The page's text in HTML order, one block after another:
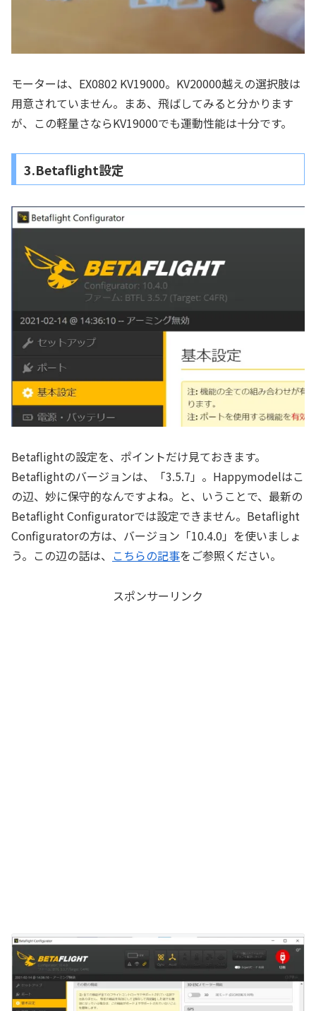
モーターは、EX0802 KV19000。KV20000越えの選択肢は
用意されていません。まあ、飛ばしてみると分かります
が、この軽量さならKV19000でも運動性能は十分です。
3.Betaflight設定
Betaflightの設定を、ポイントだけ見ておきます。
Betaflightのバージョンは、「3.5.7」。Happymodelはこ
の辺、妙に保守的なんですよね。と、いうことで、最新の
Betaflight Configuratorでは設定できません。Betaflight
Configuratorの方は、バージョン「10.4.0」を使いましょ
う。この辺の話は、 こちらの記事をご参照ください。
スポンサーリンク